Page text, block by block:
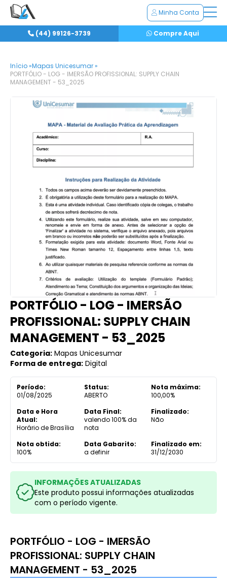
Minha Conta
(44) 99126-3739 Compre Aqui
Início »Mapas Unicesumar »
PORTFÓLIO - LOG - IMERSÃO PROFISSIONAL: SUPPLY CHAIN
MANAGEMENT - 53_2025
PORTFÓLIO - LOG - IMERSÃO
PROFISSIONAL: SUPPLY CHAIN
MANAGEMENT - 53_2025
Categoria: Mapas Unicesumar
Forma de entrega: Digital
Período:
01/08/2025
Status:
ABERTO
Nota máxima:
100,00%
Data e Hora
Atual:
Horário de Brasília
Data Final:
valendo 100% da
nota
Finalizado:
Não
Nota obtida:
100%
Data Gabarito:
a definir
Finalizado em:
31/12/2030
INFORMAÇÕES ATUALIZADAS
Este produto possui informações atualizadas
com o período vigente.
PORTFÓLIO - LOG - IMERSÃO
PROFISSIONAL: SUPPLY CHAIN
MANAGEMENT - 53_2025